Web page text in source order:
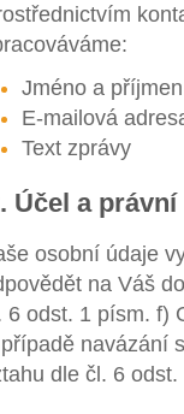
Jméno a
E-mailová
Text zprávy
Účel a
osobní údaje
na Váš
6 odst. 1 písm. f)
navázání
dle čl. 6